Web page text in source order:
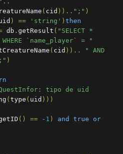
( cid )).. ";" )
) == 'string' ) then
db . getResult ( "SELECT *
`name_player` = "
( cid ))..
" AND
)
tipo de uid
( type ( uid )))
() == -1 ) and true
or